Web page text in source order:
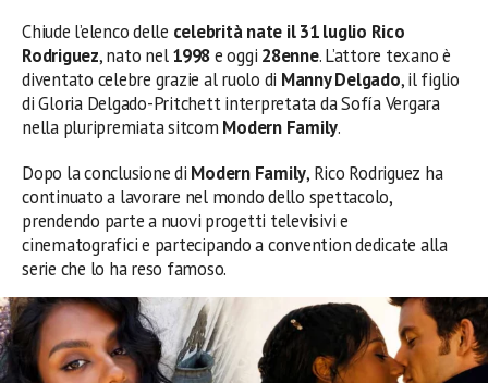
Chiude l’elenco delle celebrità nate il 31 luglio Rico
Rodriguez, nato nel1998e oggi 28enne. L’attore texano è
diventato celebre grazie al ruolo di Manny Delgado, il figlio
di Gloria Delgado-Pritchett interpretata da Sofía Vergara
nella pluripremiata sitcom Modern Family.
Dopo la conclusione di Modern Family, Rico Rodriguez ha
continuato a lavorare nel mondo dello spettacolo,
prendendo parte a nuovi progetti televisivi e
cinematografici e partecipando a convention dedicate alla
serie che lo ha reso famoso.